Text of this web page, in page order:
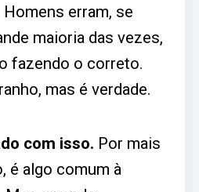
erram, se
maioria das vezes,
fazendo o correto.
mas é verdade.
com isso. Por mais
é algo comum à